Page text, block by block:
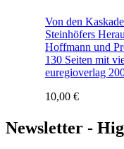
Von den
Steinhöfers
Hoffmann und
130 Seiten mit
euregioverlag
10,00 €
Newsletter -